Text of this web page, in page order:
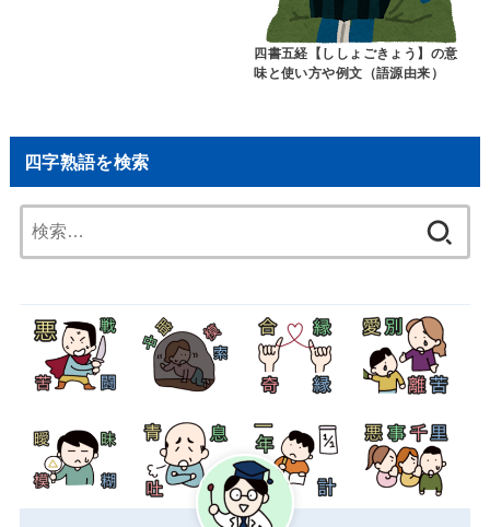
四書五経【ししょごきょう】の意
味と使い方や例文（語源由来）
四字熟語を検索
索: